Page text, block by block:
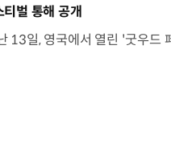
벌 통해 공개